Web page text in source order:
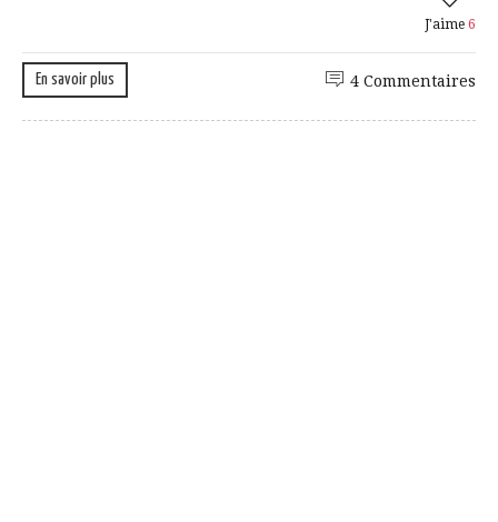
J'aime 6
En savoir plus 4 Commentaires